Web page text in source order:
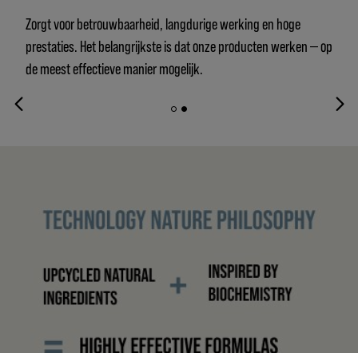
Zorgt voor betrouwbaarheid, langdurige werking en hoge
prestaties. Het belangrijkste is dat onze producten werken — op
de meest effectieve manier mogelijk.